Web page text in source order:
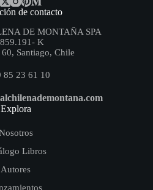
de contacto
DE MONTAÑA SPA
K
Santiago, Chile
85 23 61 10
Explora
Libros
Autores